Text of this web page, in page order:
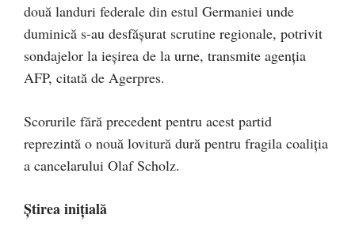
două landuri federale din estul Germaniei unde
duminică s-au desfăşurat scrutine regionale, potrivit
sondajelor la ieşirea de la urne, transmite agenția
AFP, citată de Agerpres.
Scorurile fără precedent pentru acest partid
reprezintă o nouă lovitură dură pentru fragila coaliţia
a cancelarului Olaf Scholz.
Știrea inițială